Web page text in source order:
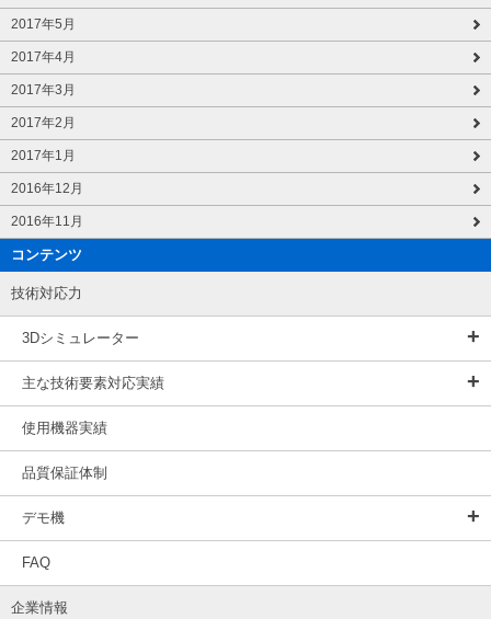
2017年5月
2017年4月
2017年3月
2017年2月
2017年1月
2016年12月
2016年11月
コンテンツ
技術対応力
3Dシミュレーター
主な技術要素対応実績
使用機器実績
品質保証体制
デモ機
FAQ
企業情報